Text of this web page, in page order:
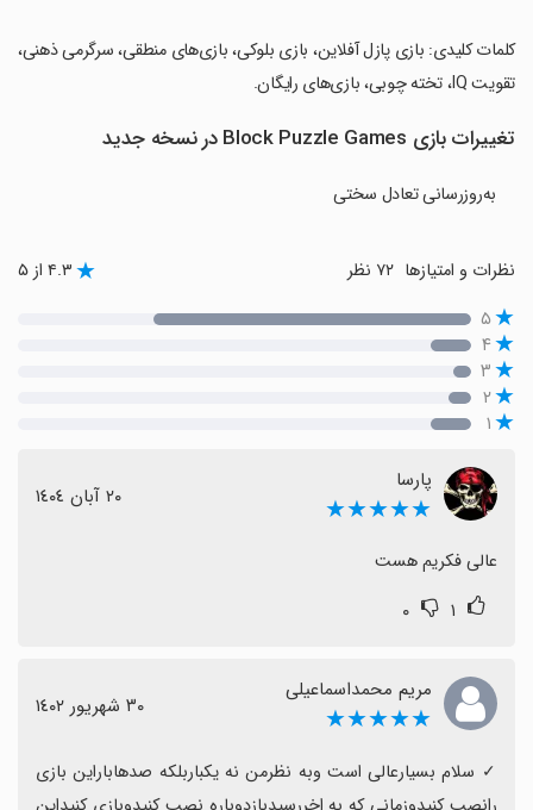
‏کلمات کلیدی: بازی پازل آفلاین، بازی بلوکی، بازی‌های منطقی، سرگرمی ذهنی،
تقویت IQ، تخته چوبی، بازی‌های رایگان.
تغییرات بازی Block Puzzle Games در نسخه جدید
به‌روزرسانی تعادل سختی
نظرات و امتیازها ۴.۳ از ۵
۵
۴
۳
۲
۱
پارسا
★★★★★ ٢٠ آبان ١٤٠٤
عالی فکریم هست
۱ ۰
مریم محمداسماعیلی
★★★★★ ٣٠ شهریور ١٤٠٢